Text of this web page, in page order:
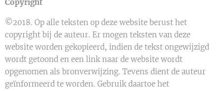
Copyright
©2018. Op alle teksten op deze website berust het
copyright bij de auteur. Er mogen teksten van deze
website worden gekopieerd, indien de tekst ongewijzigd
wordt getoond en een link naar de website wordt
opgenomen als bronverwijzing. Tevens dient de auteur
geïnformeerd te worden. Gebruik daartoe het